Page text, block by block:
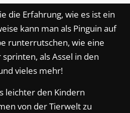
die Erfahrung, wie es ist ein
kann man als Pinguin auf
runterrutschen, wie eine
als Assel in den
vieles mehr!
leichter den Kindern
von der Tierwelt zu